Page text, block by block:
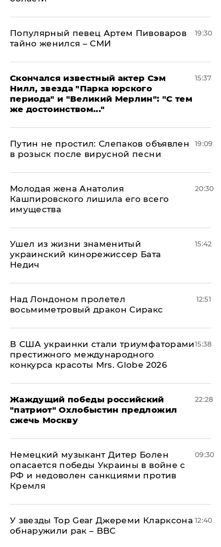
Популярный певец Артем Пивоваров
тайно женился – СМИ
19:30
Скончался известный актер Сэм
Нилл, звезда "Парка юрского
периода" и "Великий Мерлин": "С тем
же достоинством..."
15:37
Путин не простил: Слепаков объявлен
в розыск после вирусной песни
19:09
Молодая жена Анатолия
Кашпировского лишила его всего
имущества
20:30
Ушел из жизни знаменитый
украинский кинорежиссер Бата
Недич
15:42
Над Лондоном пролетел
восьмиметровый дракон Сиракс
12:51
В США украинки стали триумфаторами
престижного международного
конкурса красоты Mrs. Globe 2026
15:38
Жаждущий победы российский
"патриот" Охлобыстин предложил
сжечь Москву
22:28
Немецкий музыкант Дитер Болен
опасается победы Украины в войне с
РФ и недоволен санкциями против
Кремля
09:30
У звезды Top Gear Джереми Кларксона
обнаружили рак – BBC
12:40